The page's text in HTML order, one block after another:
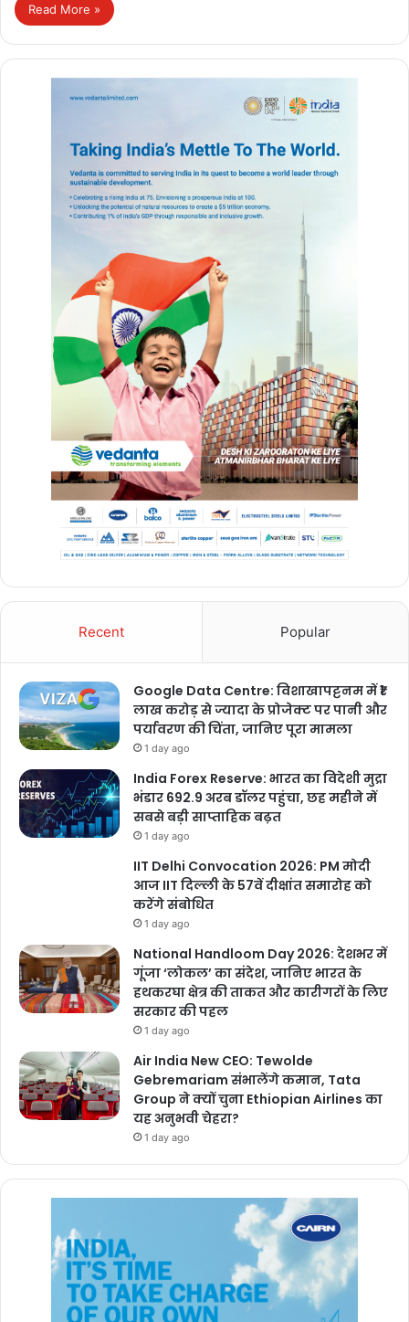
Read More »
Recent Popular
Google Data Centre: विशाखापट्टनम में ₹1
लाख करोड़ से ज्यादा के प्रोजेक्ट पर पानी और
पर्यावरण की चिंता, जानिए पूरा मामला
1 day ago
India Forex Reserve: भारत का विदेशी मुद्रा
भंडार 692.9 अरब डॉलर पहुंचा, छह महीने में
सबसे बड़ी साप्ताहिक बढ़त
1 day ago
IIT Delhi Convocation 2026: PM मोदी
आज IIT दिल्ली के 57वें दीक्षांत समारोह को
करेंगे संबोधित
1 day ago
National Handloom Day 2026: देशभर में
गूंजा ‘लोकल’ का संदेश, जानिए भारत के
हथकरघा क्षेत्र की ताकत और कारीगरों के लिए
सरकार की पहल
1 day ago
Air India New CEO: Tewolde
Gebremariam संभालेंगे कमान, Tata
Group ने क्यों चुना Ethiopian Airlines का
यह अनुभवी चेहरा?
1 day ago